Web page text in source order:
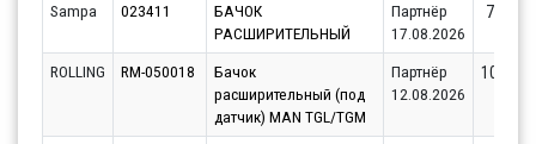
Sampa 023411
БАЧОК
РАСШИРИТЕЛЬНЫЙ
Партнёр
17.08.2026
ROLLING RM-050018
Бачок
расширительный (под
датчик) MAN TGL/TGM
Партнёр
12.08.2026